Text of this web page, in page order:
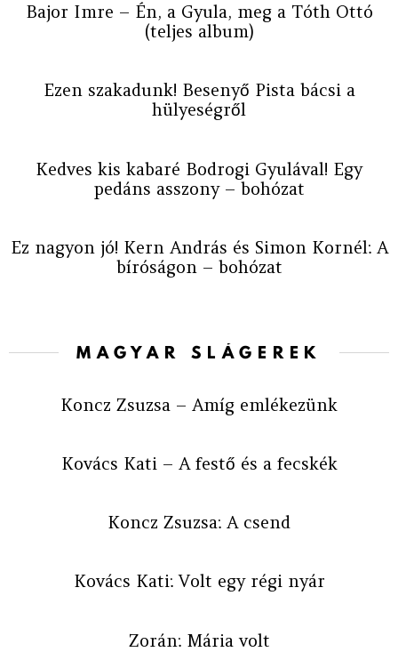
Bajor Imre – Én, a Gyula, meg a Tóth Ottó
(teljes album)
Ezen szakadunk! Besenyő Pista bácsi a
hülyeségről
Kedves kis kabaré Bodrogi Gyulával! Egy
pedáns asszony – bohózat
Ez nagyon jó! Kern András és Simon Kornél: A
bíróságon – bohózat
MAGYAR SLÁGEREK
Koncz Zsuzsa – Amíg emlékezünk
Kovács Kati – A festő és a fecskék
Koncz Zsuzsa: A csend
Kovács Kati: Volt egy régi nyár
Zorán: Mária volt